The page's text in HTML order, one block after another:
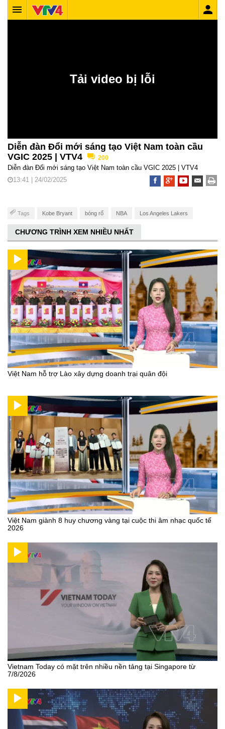
Diễn đàn Đổi mới sáng tạo Việt Nam toàn cầu
VGIC 2025 | VTV4
200
Diễn đàn Đổi mới sáng tạo Việt Nam toàn cầu VGIC 2025 | VTV4
13:41 | 24/02/2025
Tags Kobe Bryant bóng rổ NBA Los Angeles Lakers
CHƯƠNG TRÌNH XEM NHIỀU NHẤT
Việt Nam hỗ trợ Lào xây dựng doanh trại quân đội
Việt Nam giành 8 huy chương vàng tại cuộc thi âm nhạc quốc tế
2026
Vietnam Today có mặt trên nhiều nền tảng tại Singapore từ
7/8/2026